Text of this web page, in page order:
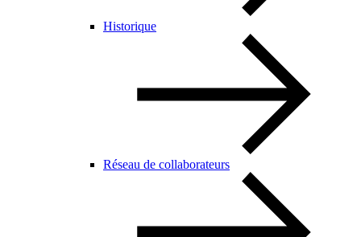
Historique
Réseau de collaborateurs